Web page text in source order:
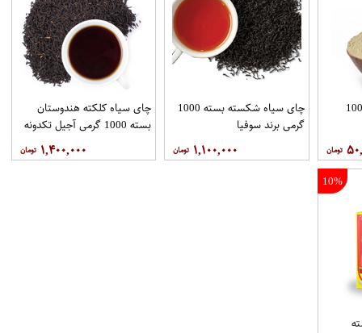
پودر چای ماسالا بسته 100
چای سیاه شکسته بسته 1000
گرمی برند سوفیا
۱,۱۰۰,۰۰۰
چای سیاه کلکته هندوستان
بسته 1000 گرمی آجیل تکدونه
۱,۴۰۰,۰۰۰
10%